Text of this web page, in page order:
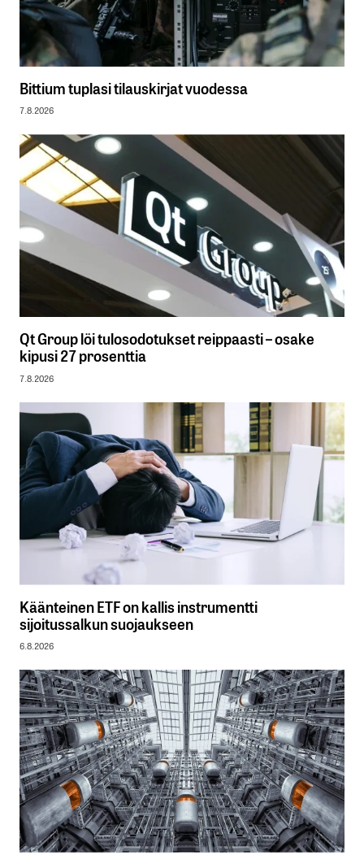
Bittium tuplasi tilauskirjat vuodessa
7.8.2026
Qt Group löi tulosodotukset reippaasti – osake
kipusi 27 prosenttia
7.8.2026
Käänteinen ETF on kallis instrumentti
sijoitussalkun suojaukseen
6.8.2026